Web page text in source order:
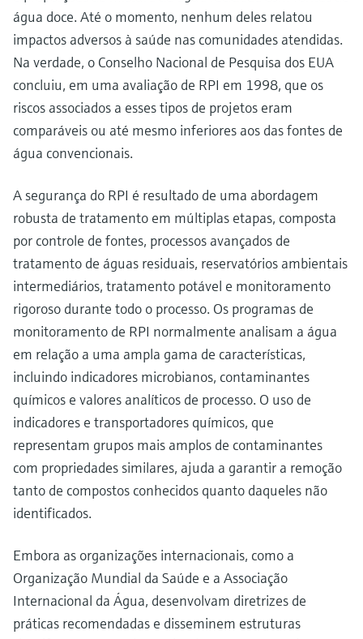
água doce. Até o momento, nenhum deles relatou
impactos adversos à saúde nas comunidades atendidas.
Na verdade, o Conselho Nacional de Pesquisa dos EUA
concluiu, em uma avaliação de RPI em 1998, que os
riscos associados a esses tipos de projetos eram
comparáveis ou até mesmo inferiores aos das fontes de
água convencionais.
A segurança do RPI é resultado de uma abordagem
robusta de tratamento em múltiplas etapas, composta
por controle de fontes, processos avançados de
tratamento de águas residuais, reservatórios ambientais
intermediários, tratamento potável e monitoramento
rigoroso durante todo o processo. Os programas de
monitoramento de RPI normalmente analisam a água
em relação a uma ampla gama de características,
incluindo indicadores microbianos, contaminantes
químicos e valores analíticos de processo. O uso de
indicadores e transportadores químicos, que
representam grupos mais amplos de contaminantes
com propriedades similares, ajuda a garantir a remoção
tanto de compostos conhecidos quanto daqueles não
identificados.
Embora as organizações internacionais, como a
Organização Mundial da Saúde e a Associação
Internacional da Água, desenvolvam diretrizes de
práticas recomendadas e disseminem estruturas